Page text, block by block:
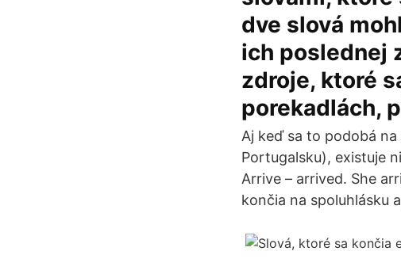
dve slová
ich poslednej
zdroje, ktoré
porekadlách,
Aj keď sa to podobá
Portugalsku), existuje
Arrive – arrived. She
končia na spoluhlásku